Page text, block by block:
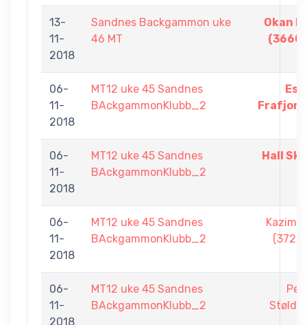
13-
11-
2018
Sandnes Backgammon uke
46 MT
Okan
(3660)
06-
11-
2018
MT12 uke 45 Sandnes
BAckgammonKlubb_2
Frafjord
06-
11-
2018
MT12 uke 45 Sandnes
BAckgammonKlubb_2
Hall
06-
11-
2018
MT12 uke 45 Sandnes
BAckgammonKlubb_2
Kazim
(3726)
06-
11-
2018
MT12 uke 45 Sandnes
BAckgammonKlubb_2
Støldal